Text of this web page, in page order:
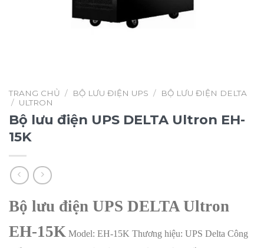
TRANG CHỦ / BỘ LƯU ĐIỆN UPS /
BỘ LƯU ĐIỆN DELTA
/ ULTRON
Bộ lưu điện UPS DELTA Ultron EH-
15K
Bộ lưu điện UPS DELTA Ultron
EH-15K Model: EH-15K Thương hiệu: UPS Delta Công